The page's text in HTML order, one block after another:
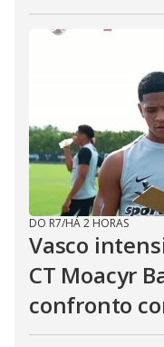
DO R7/HÁ 2 HORAS
Vasco
CT Moacyr
confronto